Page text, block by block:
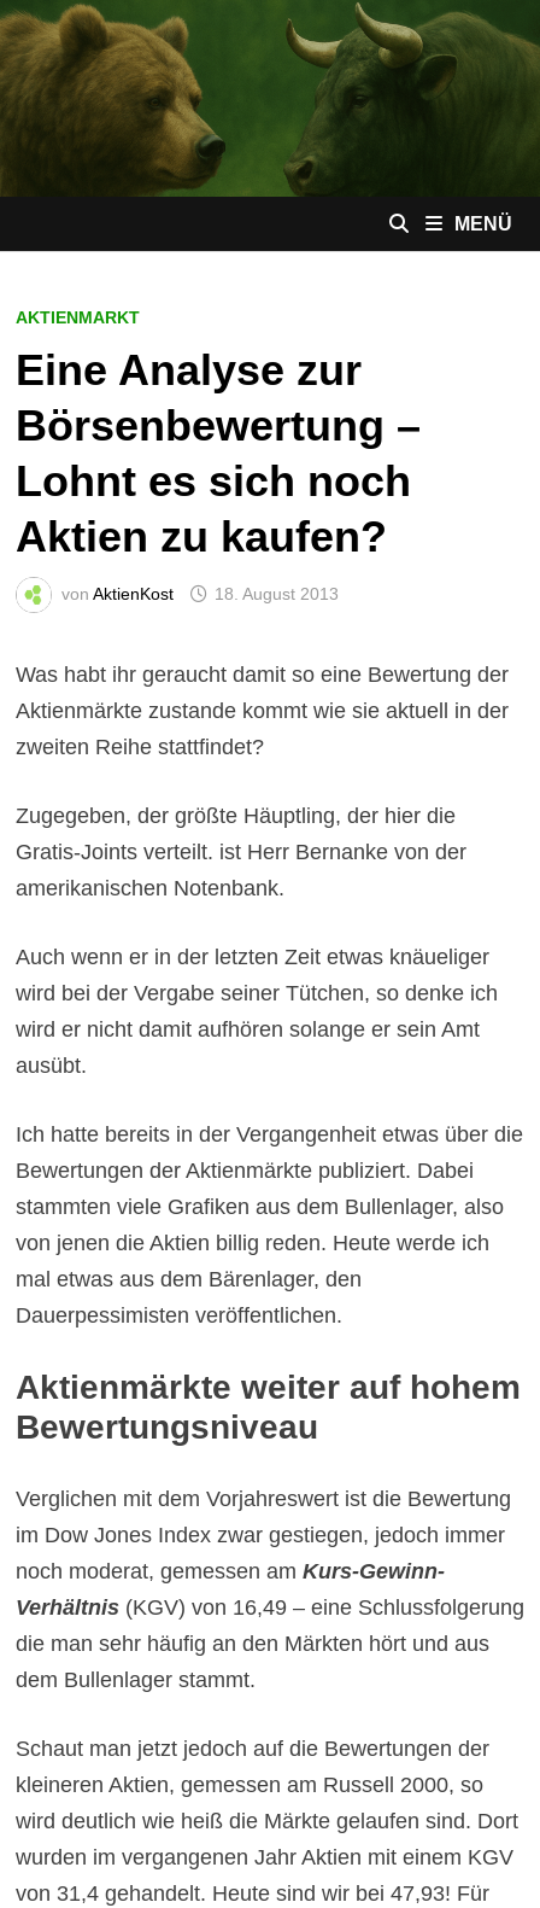
Zum
Inhalt
springen
MENÜ
AKTIENMARKT
Eine Analyse zur
Börsenbewertung –
Lohnt es sich noch
Aktien zu kaufen?
von AktienKost 18. August 2013
Was habt ihr geraucht damit so eine Bewertung der
Aktienmärkte zustande kommt wie sie aktuell in der
zweiten Reihe stattfindet?
Zugegeben, der größte Häuptling, der hier die
Gratis-Joints verteilt. ist Herr Bernanke von der
amerikanischen Notenbank.
Auch wenn er in der letzten Zeit etwas knäueliger
wird bei der Vergabe seiner Tütchen, so denke ich
wird er nicht damit aufhören solange er sein Amt
ausübt.
Ich hatte bereits in der Vergangenheit etwas über die
Bewertungen der Aktienmärkte publiziert. Dabei
stammten viele Grafiken aus dem Bullenlager, also
von jenen die Aktien billig reden. Heute werde ich
mal etwas aus dem Bärenlager, den
Dauerpessimisten veröffentlichen.
Aktienmärkte weiter auf hohem
Bewertungsniveau
Verglichen mit dem Vorjahreswert ist die Bewertung
im Dow Jones Index zwar gestiegen, jedoch immer
noch moderat, gemessen am Kurs-Gewinn-
Verhältnis(KGV) von 16,49 – eine Schlussfolgerung
die man sehr häufig an den Märkten hört und aus
dem Bullenlager stammt.
Schaut man jetzt jedoch auf die Bewertungen der
kleineren Aktien, gemessen am Russell 2000, so
wird deutlich wie heiß die Märkte gelaufen sind. Dort
wurden im vergangenen Jahr Aktien mit einem KGV
von 31,4 gehandelt. Heute sind wir bei 47,93! Für